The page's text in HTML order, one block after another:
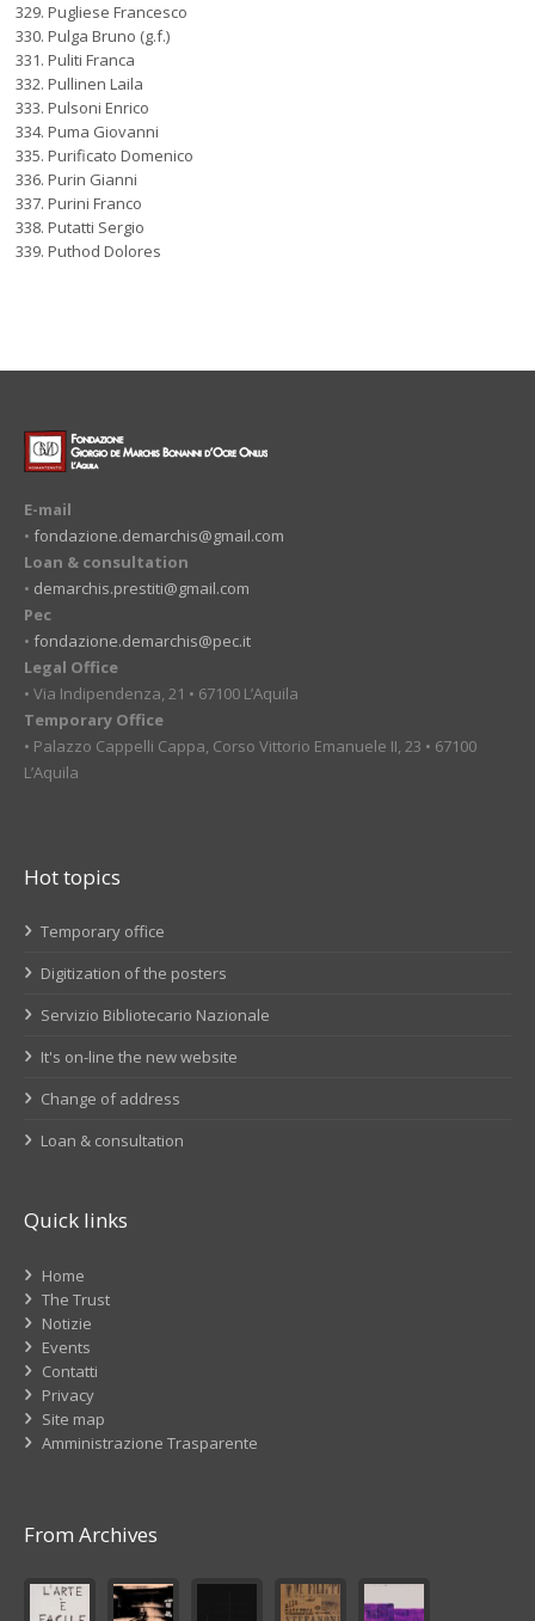
Pugliese Francesco
Pulga Bruno (g.f.)
Puliti Franca
Pullinen Laila
Pulsoni Enrico
Puma Giovanni
Purificato Domenico
Purin Gianni
Purini Franco
Putatti Sergio
Puthod Dolores
E-mail
• fondazione.demarchis@gmail.com
Loan & consultation
• demarchis.prestiti@gmail.com
Pec
• fondazione.demarchis@pec.it
Legal Office
• Via Indipendenza, 21 • 67100 L’Aquila
Temporary Office
• Palazzo Cappelli Cappa, Corso Vittorio Emanuele II, 23 • 67100
L’Aquila
Hot topics
Temporary office
Digitization of the posters
Servizio Bibliotecario Nazionale
It's on-line the new website
Change of address
Loan & consultation
Quick links
Home
The Trust
Notizie
Events
Contatti
Privacy
Site map
Amministrazione Trasparente
From Archives